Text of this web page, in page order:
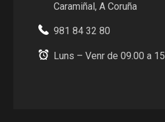
Caramiñal, A Coruña
981 84 32 80
Luns – Venr de 09.00 a